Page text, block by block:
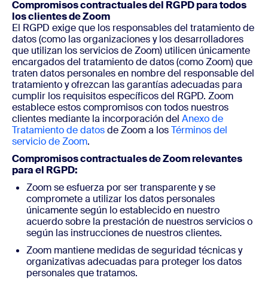
Compromisos contractuales del RGPD para todos
los clientes de Zoom
El RGPD exige que los responsables del tratamiento de
datos (como las organizaciones y los desarrolladores
que utilizan los servicios de Zoom) utilicen únicamente
encargados del tratamiento de datos (como Zoom) que
traten datos personales en nombre del responsable del
tratamiento y ofrezcan las garantías adecuadas para
cumplir los requisitos específicos del RGPD. Zoom
establece estos compromisos con todos nuestros
clientes mediante la incorporación del Anexo de
Tratamiento de datosde Zoom a losTérminos del
servicio de Zoom.
Compromisos contractuales de Zoom relevantes
para el RGPD:
Zoom se esfuerza por ser transparente y se
compromete a utilizar los datos personales
únicamente según lo establecido en nuestro
acuerdo sobre la prestación de nuestros servicios o
según las instrucciones de nuestros clientes.
Zoom mantiene medidas de seguridad técnicas y
organizativas adecuadas para proteger los datos
personales que tratamos.